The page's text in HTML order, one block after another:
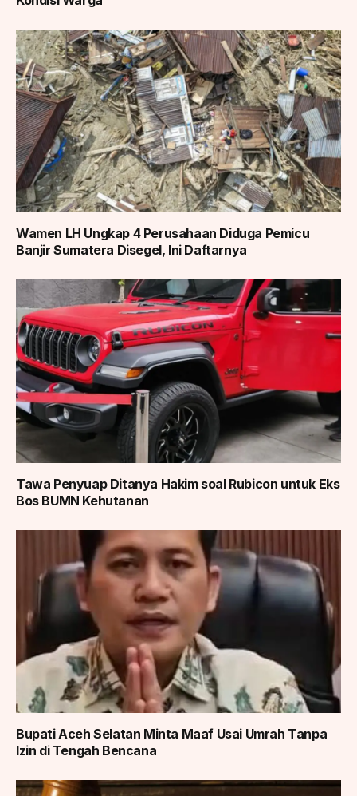
Wamen LH Ungkap 4 Perusahaan Diduga Pemicu
Banjir Sumatera Disegel, Ini Daftarnya
Tawa Penyuap Ditanya Hakim soal Rubicon untuk Eks
Bos BUMN Kehutanan
Bupati Aceh Selatan Minta Maaf Usai Umrah Tanpa
Izin di Tengah Bencana